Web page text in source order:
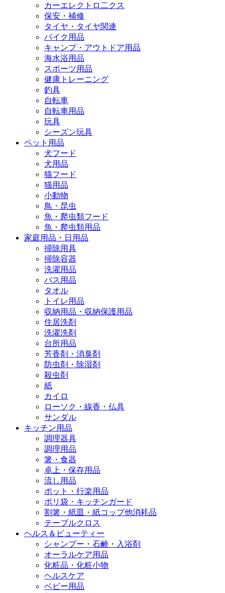
カーエレクトロ二クス
保安・補修
タイヤ・タイヤ関連
バイク用品
キャンプ・アウトドア用品
海水浴用品
スポーツ用品
健康トレーニング
釣具
自転車
自転車用品
玩具
シーズン玩具
ペット用品
犬フード
犬用品
猫フード
猫用品
小動物
鳥・昆虫
魚・爬虫類フード
魚・爬虫類用品
家庭用品・日用品
掃除用具
掃除容器
洗濯用品
バス用品
タオル
トイレ用品
収納用品・収納保護用品
住居洗剤
洗濯洗剤
台所用品
芳香剤・消臭剤
防虫剤・除湿剤
殺虫剤
紙
カイロ
ローソク・線香・仏具
サンダル
キッチン用品
調理器具
調理用品
箸・食器
卓上・保存用品
流し用品
ポット・行楽用品
ポリ袋・キッチンガード
割箸・紙皿・紙コップ他消耗品
テーブルクロス
ヘルス＆ビューティー
シャンプー・石鹸・入浴剤
オーラルケア用品
化粧品・化粧小物
ヘルスケア
ベビー用品